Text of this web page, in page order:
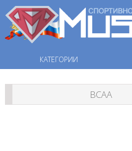
КАТЕГОРИИ
ВСАА